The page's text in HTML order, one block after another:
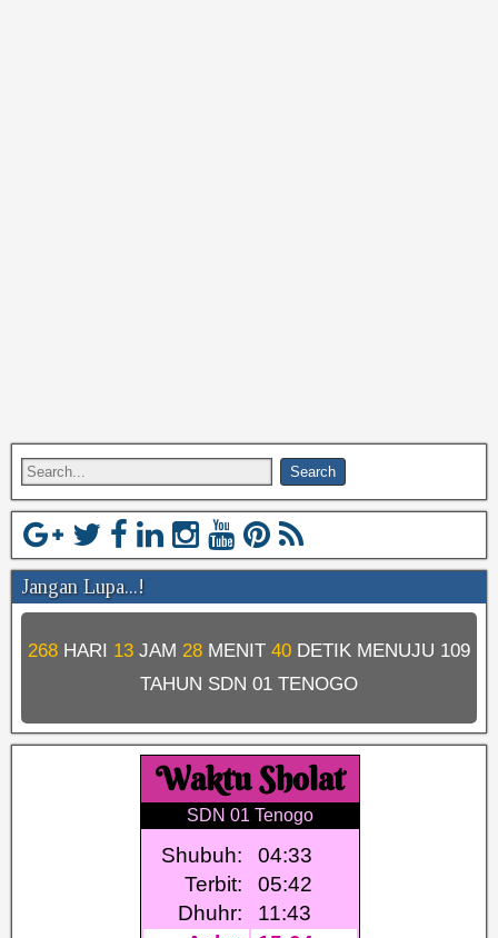
Jangan Lupa...!
268 HARI 13 JAM 28 MENIT 39 DETIK MENUJU 109
TAHUN SDN 01 TENOGO